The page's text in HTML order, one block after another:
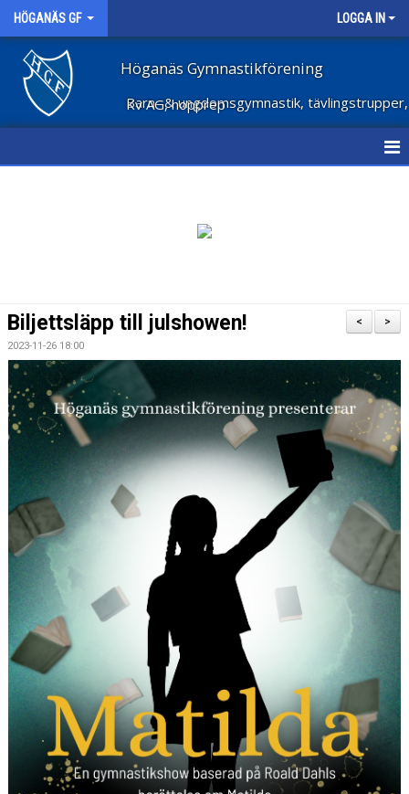
HÖGANÄS GF LOGGA IN
Höganäs Gymnastikförening
Barn- & ungdomsgymnastik, tävlingstrupper, Kv AG, hopprep
FÖRENINGSKLÄDER
VECKOSCHEMA
FÖRENINGSKALENDER
PROJEKT IP SATSNING
ANMÄLAN
>
<
Biljettsläpp till julshowen!
2023-11-26 18:00